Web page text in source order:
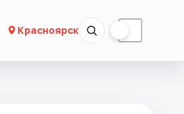
Красноярск ☾